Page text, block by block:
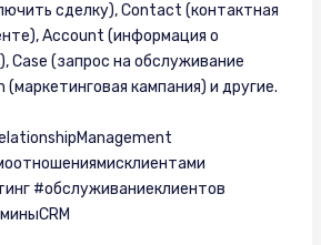
сделку), Contact (контактная
Account (информация о
Case (запрос на обслуживание
(маркетинговая кампания) и другие.
#обслуживаниеклиентов